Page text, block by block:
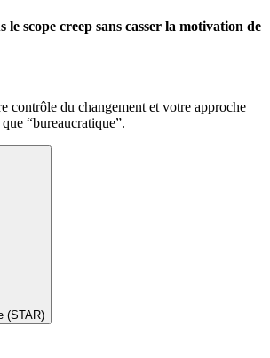
le scope creep sans casser la motivation de
contrôle du changement et votre approche
“bureaucratique”.
(STAR)